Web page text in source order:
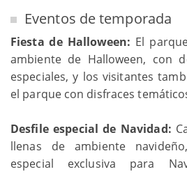
Eventos de temporada
Fiesta de Halloween: El
ambiente de Halloween, con
especiales, y los visitantes
el parque con disfraces
Desfile especial de Navidad:
llenas de ambiente
especial exclusiva para